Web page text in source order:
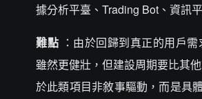
據分析平臺、Trading Bot、資訊
難點 ：由於回歸到真正的用戶
雖然更健壯，但建設周期要比其
於此類項目非敘事驅動，而是具